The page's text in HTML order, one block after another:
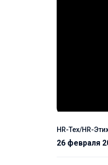
HR-Тех/HR-
26 февраля